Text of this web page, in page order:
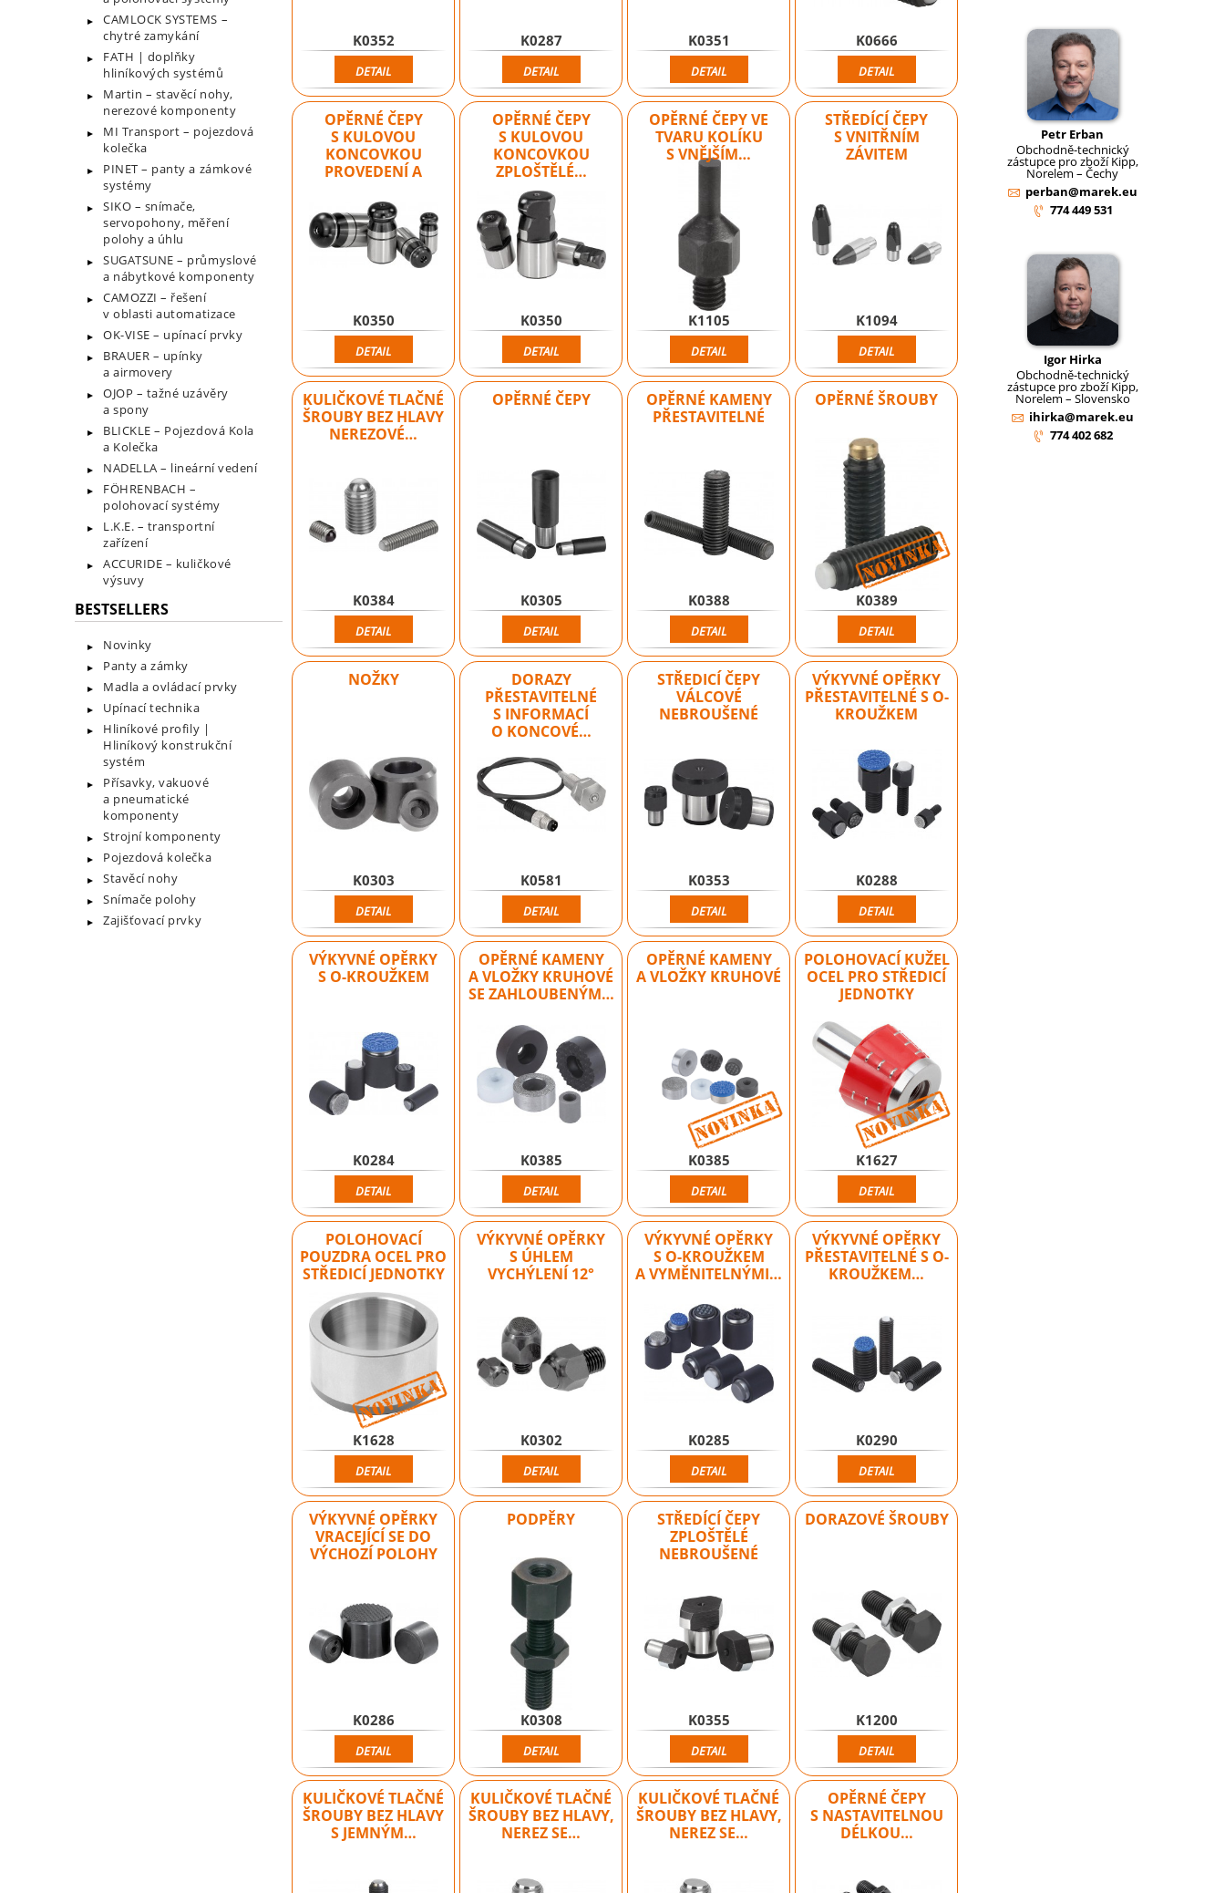
CAMLOCK SYSTEMS –
chytré zamykání
FATH | doplňky
hliníkových systémů
Martin – stavěcí nohy,
nerezové komponenty
MI Transport – pojezdová
kolečka
PINET – panty a zámkové
systémy
SIKO – snímače,
servopohony, měření
polohy a úhlu
SUGATSUNE – průmyslové
a nábytkové komponenty
CAMOZZI – řešení
v oblasti automatizace
OK-VISE – upínací prvky
BRAUER – upínky
a airmovery
OJOP – tažné uzávěry
a spony
BLICKLE – Pojezdová Kola
a Kolečka
NADELLA – lineární vedení
FÖHRENBACH –
polohovací systémy
L.K.E. – transportní
zařízení
ACCURIDE – kuličkové
výsuvy
BESTSELLERS
Novinky
Panty a zámky
Madla a ovládací prvky
Upínací technika
Hliníkové profily |
Hliníkový konstrukční
systém
Přísavky, vakuové
a pneumatické
komponenty
Strojní komponenty
Pojezdová kolečka
Stavěcí nohy
Snímače polohy
Zajišťovací prvky
K0352
DETAIL
K0287
DETAIL
K0351
DETAIL
K0666
DETAIL
OPĚRNÉ ČEPY
S KULOVOU
KONCOVKOU
PROVEDENÍ A
K0350
DETAIL
OPĚRNÉ ČEPY
S KULOVOU
KONCOVKOU
ZPLOŠTĚLÉ…
K0350
DETAIL
OPĚRNÉ ČEPY VE
TVARU KOLÍKU
S VNĚJŠÍM…
K1105
DETAIL
STŘEDÍCÍ ČEPY
S VNITŘNÍM
ZÁVITEM
K1094
DETAIL
KULIČKOVÉ TLAČNÉ
ŠROUBY BEZ HLAVY
NEREZOVÉ…
K0384
DETAIL
OPĚRNÉ ČEPY
K0305
DETAIL
OPĚRNÉ KAMENY
PŘESTAVITELNÉ
K0388
DETAIL
OPĚRNÉ ŠROUBY
K0389
DETAIL
NOŽKY
K0303
DETAIL
DORAZY
PŘESTAVITELNÉ
S INFORMACÍ
O KONCOVÉ…
K0581
DETAIL
STŘEDICÍ ČEPY
VÁLCOVÉ
NEBROUŠENÉ
K0353
DETAIL
VÝKYVNÉ OPĚRKY
PŘESTAVITELNÉ S O-
KROUŽKEM
K0288
DETAIL
VÝKYVNÉ OPĚRKY
S O-KROUŽKEM
K0284
DETAIL
OPĚRNÉ KAMENY
A VLOŽKY KRUHOVÉ
SE ZAHLOUBENÝM…
K0385
DETAIL
OPĚRNÉ KAMENY
A VLOŽKY KRUHOVÉ
Novinka
K0385
DETAIL
POLOHOVACÍ KUŽEL
OCEL PRO STŘEDICÍ
JEDNOTKY
K1627
DETAIL
POLOHOVACÍ
POUZDRA OCEL PRO
STŘEDICÍ JEDNOTKY
Novinka
K1628
DETAIL
VÝKYVNÉ OPĚRKY
S ÚHLEM
VYCHÝLENÍ 12°
K0302
DETAIL
VÝKYVNÉ OPĚRKY
S O-KROUŽKEM
A VYMĚNITELNÝMI…
K0285
DETAIL
VÝKYVNÉ OPĚRKY
PŘESTAVITELNÉ S O-
KROUŽKEM…
K0290
DETAIL
VÝKYVNÉ OPĚRKY
VRACEJÍCÍ SE DO
VÝCHOZÍ POLOHY
K0286
DETAIL
PODPĚRY
K0308
DETAIL
STŘEDÍCÍ ČEPY
ZPLOŠTĚLÉ
NEBROUŠENÉ
K0355
DETAIL
DORAZOVÉ ŠROUBY
K1200
DETAIL
KULIČKOVÉ TLAČNÉ
ŠROUBY BEZ HLAVY
S JEMNÝM…
KULIČKOVÉ TLAČNÉ
ŠROUBY BEZ HLAVY,
NEREZ SE…
KULIČKOVÉ TLAČNÉ
ŠROUBY BEZ HLAVY,
NEREZ SE…
OPĚRNÉ ČEPY
S NASTAVITELNOU
DÉLKOU…
Petr Erban
Obchodně-technický
zástupce pro zboží Kipp,
Norelem – Čechy
perban@marek.eu
774 449 531
Igor Hirka
Obchodně-technický
zástupce pro zboží Kipp,
Norelem – Slovensko
ihirka@marek.eu
774 402 682